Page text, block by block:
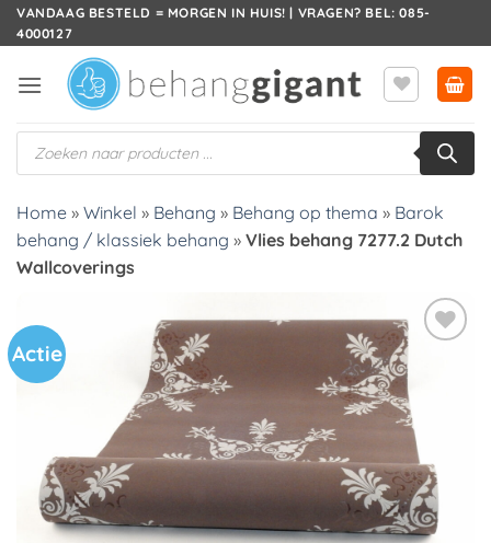
Ga
naar
VANDAAG BESTELD = MORGEN IN HUIS! | VRAGEN? BEL: 085-
4000127
Producten
zoeken
Home » Winkel » Behang » Behang op thema » Barok
behang / klassiek behang » Vlies behang 7277.2 Dutch
Wallcoverings
Actie
Toevoegen
verlanglijst